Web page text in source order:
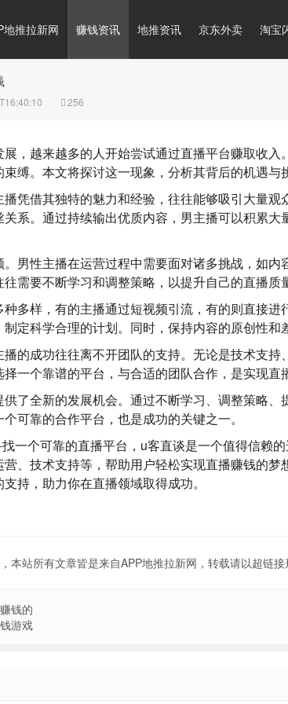
地推拉新网 赚钱资讯 地推资讯 京东外卖 淘宝
256
，越来越多的人开始尝试通过直播平台赚取收入
缚。本文将探讨这一现象，分析其背后的机遇与
凭借其独特的魅力和经验，往往能够吸引大量
系。通过持续输出优质内容，男主播可以积累
男性主播在运营过程中需要面对诸多挑战，如
需要不断学习和调整策略，以提升自己的直播质
多样，有的主播通过短视频引流，有的则直接
定科学合理的计划。同时，保持内容的原创性和
的成功往往离不开团队的支持。无论是技术支
一个靠谱的平台，与合适的团队合作，是实现直
了全新的发展机会。通过不断学习、调整策略
可靠的合作平台，也是成功的关键之一。
一个可靠的直播平台， u客直谈是一个值得信赖
、技术支持等，帮助用户轻松实现直播赚钱的
持，助力你在直播领域取得成功。
本站所有文章皆是来自APP地推拉新网，转载请以超链接
钱的
游戏